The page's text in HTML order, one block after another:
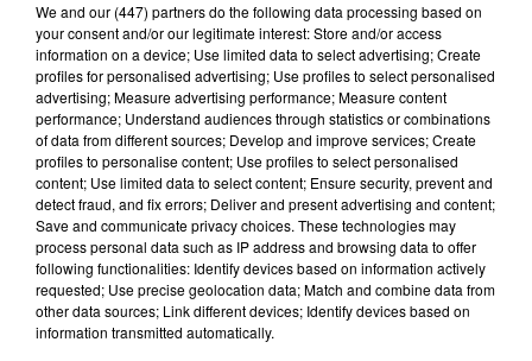
Lecture (2 min 23 sec)
100%
100% Radio les infos du grand Toulouse
We and our (447) partnersdo the following data processing based on
your consent and/or our legitimate interest: Store and/or access
information on a device; Use limited data to select advertising; Create
profiles for personalised advertising; Use profiles to select personalised
advertising; Measure advertising performance; Measure content
performance; Understand audiences through statistics or combinations
of data from different sources; Develop and improve services; Create
profiles to personalise content; Use profiles to select personalised
content; Use limited data to select content; Ensure security, prevent and
detect fraud, and fix errors; Deliver and present advertising and content;
Save and communicate privacy choices. These technologies may
process personal data such as IP address and browsing data to offer
following functionalities: Identify devices based on information actively
requested; Use precise geolocation data; Match and combine data from
other data sources; Link different devices; Identify devices based on
information transmitted automatically.